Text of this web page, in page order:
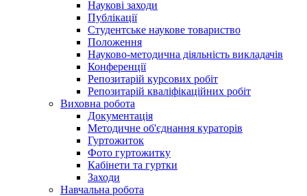
Наукові заходи
Публікації
Студентське наукове товариство
Положення
Науково-методична діяльність викладачів
Конференції
Репозитарій курсових робіт
Репозитарій кваліфікаційних робіт
Виховна робота
Документація
Методичне об'єднання кураторів
Гуртожиток
Фото гуртожитку
Кабінети та гуртки
Заходи
Навчальна робота